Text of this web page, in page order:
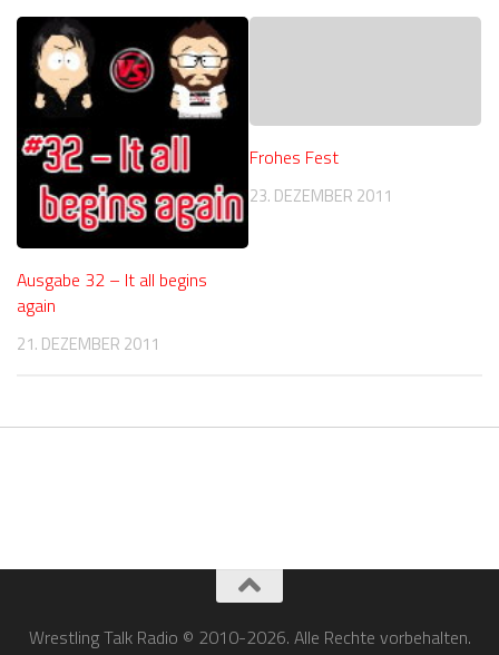
Ausgabe 32 – It all begins
again
21. DEZEMBER 2011
Frohes Fest
23. DEZEMBER 2011
Wrestling Talk Radio © 2010-2026. Alle Rechte vorbehalten.